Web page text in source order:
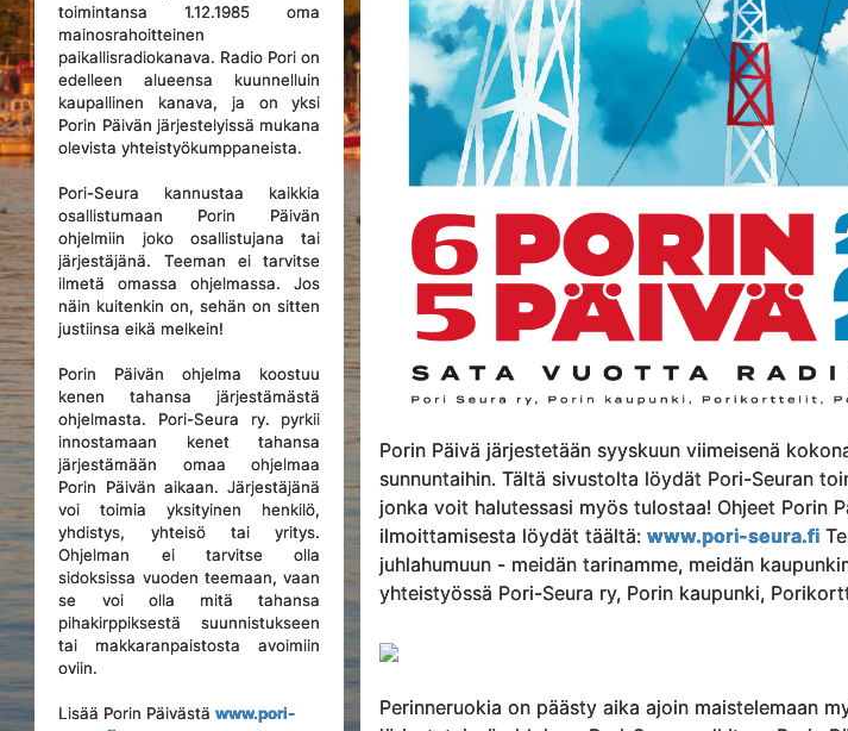
toimintansa 1.12.1985 oma
mainosrahoitteinen
paikallisradiokanava. Radio Pori on
edelleen alueensa kuunnelluin
kaupallinen kanava, ja on yksi
Porin Päivän järjestelyissä mukana
olevista yhteistyökumppaneista.
Pori-Seura kannustaa kaikkia
osallistumaan Porin Päivän
ohjelmiin joko osallistujana tai
järjestäjänä. Teeman ei tarvitse
ilmetä omassa ohjelmassa. Jos
näin kuitenkin on, sehän on sitten
justiinsa eikä melkein!
Porin Päivän ohjelma koostuu
kenen tahansa järjestämästä
ohjelmasta. Pori-Seura ry. pyrkii
innostamaan kenet tahansa
järjestämään omaa ohjelmaa
Porin Päivän aikaan. Järjestäjänä
voi toimia yksityinen henkilö,
yhdistys, yhteisö tai yritys.
Ohjelman ei tarvitse olla
sidoksissa vuoden teemaan, vaan
se voi olla mitä tahansa
pihakirppiksestä suunnistukseen
tai makkaranpaistosta avoimiin
oviin.
Lisää Porin Päivästäwww.pori-
Porin Päivä järjestetään syyskuun viimeisenä
sunnuntaihin. Tältä sivustolta löydät Pori-Seuran
jonka voit halutessasi myös tulostaa! Ohjeet Porin
ilmoittamisesta löydät täältä: www.pori-seura.fi
juhlahumuun - meidän tarinamme, meidän
yhteistyössä Pori-Seura ry, Porin kaupunki,
Perinneruokia on päästy aika ajoin maistelemaan